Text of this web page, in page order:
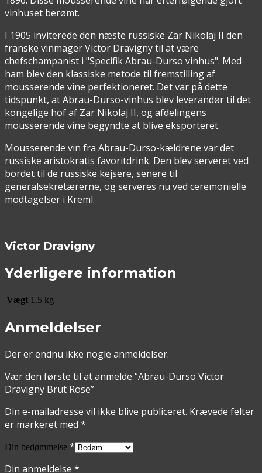
vinhuset berømt.
I 1905 inviterede den næste russiske Zar Nikolaj II den
franske vinmager Victor Dravigny til at være
chefschampanist i "Specifik Abrau-Durso vinhus". Med
ham blev den klassiske metode til fremstilling af
mousserende vine perfektioneret. Det var på dette
tidspunkt, at Abrau-Durso-vinhus blev leverandør til det
kongelige hof af Zar Nikolaj II, og afdelingens
mousserende vine begyndte at blive eksporteret.
Mousserende vin fra Abrau-Durso-kældrene var det
russiske aristokratis favoritdrink. Den blev serveret ved
bordet til de russiske kejsere, senere til
generalsekretærerne, og serveres nu ved ceremonielle
modtagelser i Kreml.
Victor Dravigny
Yderligere information
Vægt 1.5 kg
Anmeldelser
Der er endnu ikke nogle anmeldelser.
Vær den første til at anmelde “Abrau-Durso Victor
Dravigny Brut Rose”
Din e-mailadresse vil ikke blive publiceret. Krævede felter
er markeret med *
Din bedømmelse *
Din anmeldelse *